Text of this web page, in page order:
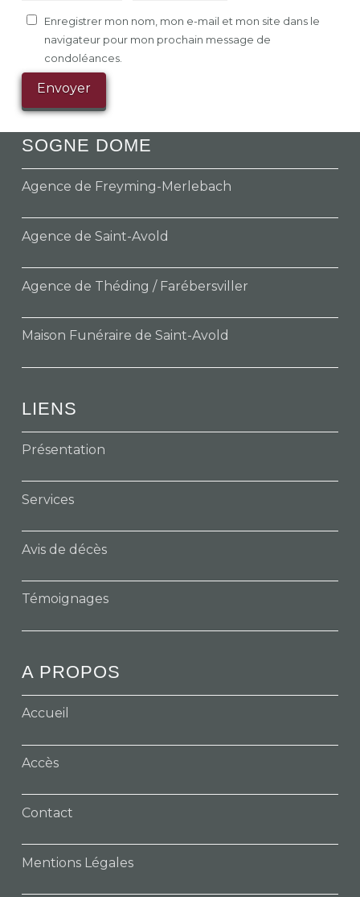
Enregistrer mon nom, mon e-mail et mon site dans le
navigateur pour mon prochain message de
condoléances.
SOGNE DOME
Agence de Freyming-Merlebach
Agence de Saint-Avold
Agence de Théding / Farébersviller
Maison Funéraire de Saint-Avold
LIENS
Présentation
Services
Avis de décès
Témoignages
A PROPOS
Accueil
Accès
Contact
Mentions Légales